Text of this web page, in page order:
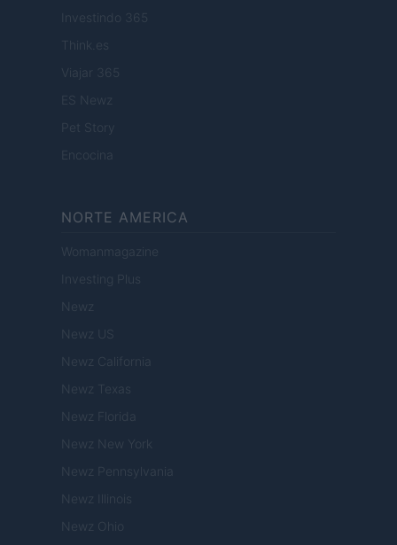
Investindo 365
Think.es
Viajar 365
ES Newz
Pet Story
Encocina
NORTE AMERICA
Womanmagazine
Investing Plus
Newz
Newz US
Newz California
Newz Texas
Newz Florida
Newz New York
Newz Pennsylvania
Newz Illinois
Newz Ohio